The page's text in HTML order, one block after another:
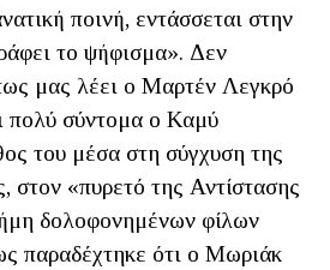
ποινή, εντάσσεται στην
το ψήφισμα». Δεν
μας λέει ο Μαρτέν Λεγκρό
πολύ σύντομα ο Καμύ
του μέσα στη σύγχυση της
στον «πυρετό της Αντίστασης
δολοφονημένων φίλων
παραδέχτηκε ότι ο Μωριάκ